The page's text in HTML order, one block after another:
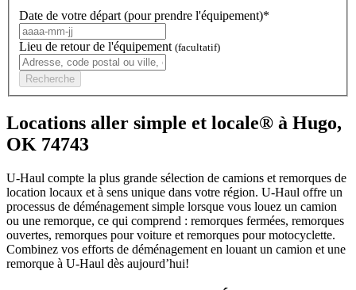
Date de votre départ (pour prendre l'équipement)*
Lieu de retour de l'équipement (facultatif)
Recherche
Locations aller simple et locale® à Hugo,
OK 74743
U-Haul compte la plus grande sélection de camions et remorques de
location locaux et à sens unique dans votre région. U-Haul offre un
processus de déménagement simple lorsque vous louez un camion
ou une remorque, ce qui comprend : remorques fermées, remorques
ouvertes, remorques pour voiture et remorques pour motocyclette.
Combinez vos efforts de déménagement en louant un camion et une
remorque à U-Haul dès aujourd’hui!